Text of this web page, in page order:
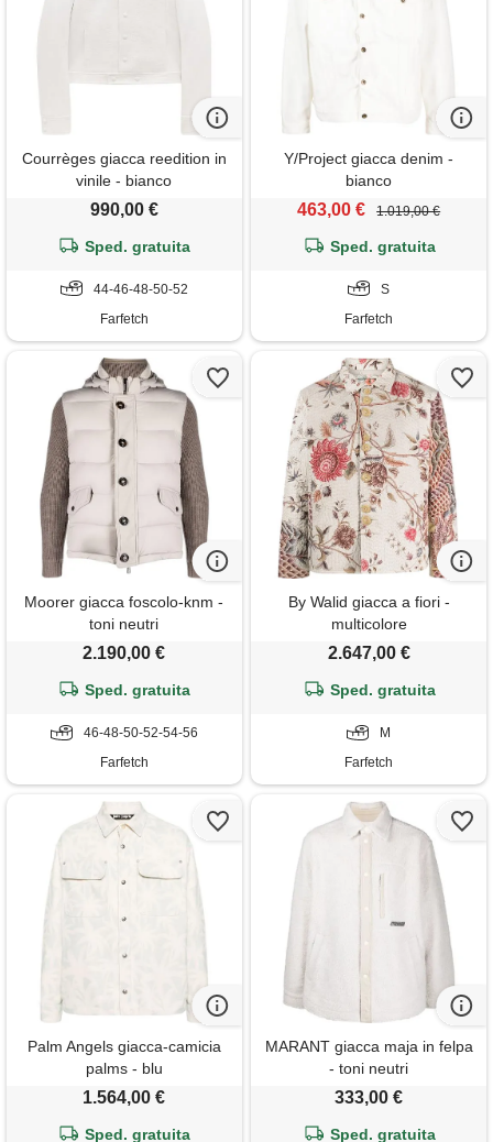
Courrèges giacca reedition in
vinile - bianco
990,00 €
Sped. gratuita
44-46-48-50-52
Farfetch
Y/Project giacca denim -
bianco
463,00 € 1.019,00 €
Sped. gratuita
S
Farfetch
Moorer giacca foscolo-knm -
toni neutri
2.190,00 €
Sped. gratuita
46-48-50-52-54-56
Farfetch
By Walid giacca a fiori -
multicolore
2.647,00 €
Sped. gratuita
M
Farfetch
Palm Angels giacca-camicia
palms - blu
1.564,00 €
Sped. gratuita
MARANT giacca maja in felpa
- toni neutri
333,00 €
Sped. gratuita